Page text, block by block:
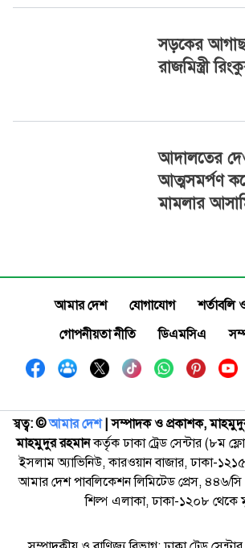
সড়কের আগাছা
রাজমিস্ত্রী
আদালতের
আত্মসমর্পণ
মামলার
আমার দেশ যোগাযোগ
শর্তাবলি
গোপনীয়তা নীতি
ডিএমসিএ
স্বত্ব: ©️আমার দেশ| সম্পাদক ও প্রকাশক,
মাহমুদুর রহমানকর্তৃক ঢাকা ট্রেড সেন্টার (৮ম
ইসলাম অ্যাভিনিউ, কারওয়ান বাজার, ঢাকা-
আমার দেশ পাবলিকেশন লিমিটেড প্রেস, ৪৪৬/
শিল্প এলাকা, ঢাকা-১২০৮ থেকে